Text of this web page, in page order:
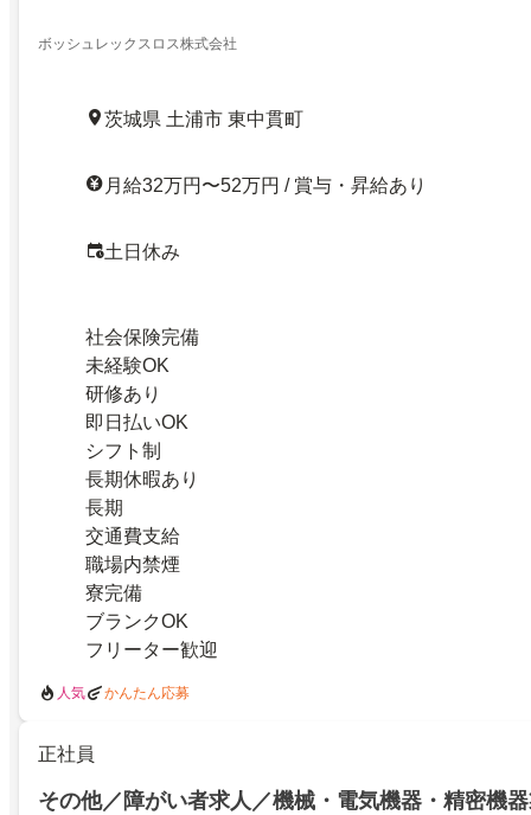
ボッシュレックスロス株式会社
茨城県 土浦市 東中貫町
月給32万円〜52万円 / 賞与・昇給あり
土日休み
社会保険完備
未経験OK
研修あり
即日払いOK
シフト制
長期休暇あり
長期
交通費支給
職場内禁煙
寮完備
ブランクOK
フリーター歓迎
人気 かんたん応募
正社員
その他／障がい者求人／機械・電気機器・精密機